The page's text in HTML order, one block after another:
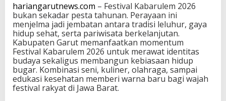
hariangarutnews.com – Festival Kabarulem 2026
bukan sekadar pesta tahunan. Perayaan ini
menjelma jadi jembatan antara tradisi leluhur, gaya
hidup sehat, serta pariwisata berkelanjutan.
Kabupaten Garut memanfaatkan momentum
Festival Kabarulem 2026 untuk merawat identitas
budaya sekaligus membangun kebiasaan hidup
bugar. Kombinasi seni, kuliner, olahraga, sampai
edukasi kesehatan memberi warna baru bagi wajah
festival rakyat di Jawa Barat.